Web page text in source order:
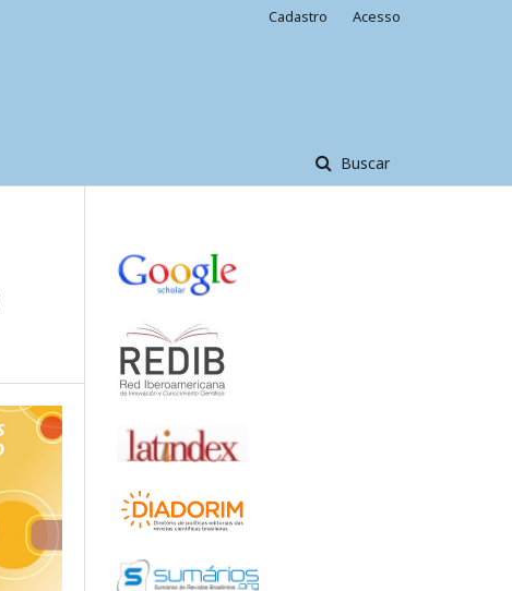
Buscar
Cadastro Acesso